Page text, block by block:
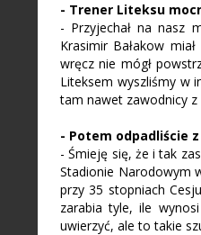
- Trener Liteksu
- Przyjechał na nasz
Krasimir Bałakow
wręcz nie mógł
Liteksem wyszliśmy w
tam nawet zawodnicy z
- Potem odpadliście
- Śmieję się, że i tak
Stadionie Narodowym
przy 35 stopniach
zarabia tyle, ile
uwierzyć, ale to takie